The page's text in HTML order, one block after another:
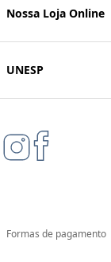
Nossa Loja Online
UNESP
Formas de pagamento